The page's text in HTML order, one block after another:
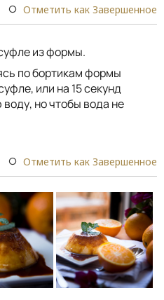
Отметить как Завершенное
из формы.
по бортикам формы
или на 15 секунд
но чтобы вода не
Отметить как Завершенное